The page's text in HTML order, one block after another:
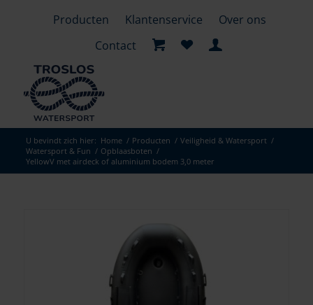
Producten Klantenservice
Over ons
Contact
U bevindt zich hier: Home / Producten / Veiligheid & Watersport /
Watersport & Fun / Opblaasboten /
YellowV met airdeck of aluminium bodem 3,0 meter